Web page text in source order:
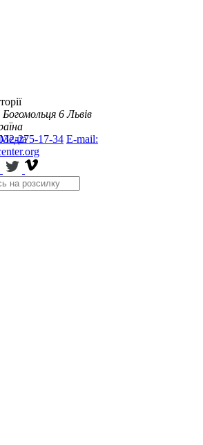
Медіа
6 Львів
275-17-34 E-mail: